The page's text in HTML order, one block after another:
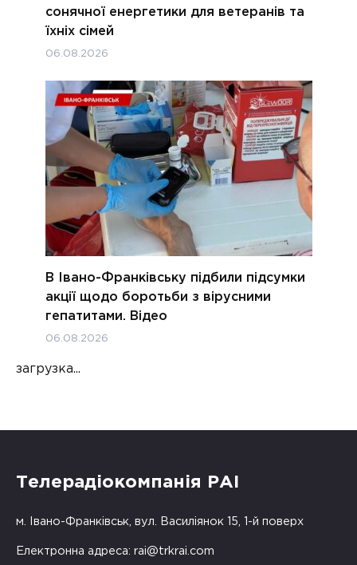
сонячної енергетики для ветеранів та
їхніх сімей
06.08.2026
В Івано-Франківську підбили підсумки
акції щодо боротьби з вірусними
гепатитами. Відео
06.08.2026
загрузка...
Телерадіокомпанія РАІ
м. Івано-Франківськ, вул. Василіянок 15, 1-й поверх
Електронна адреса: rai@trkrai.com